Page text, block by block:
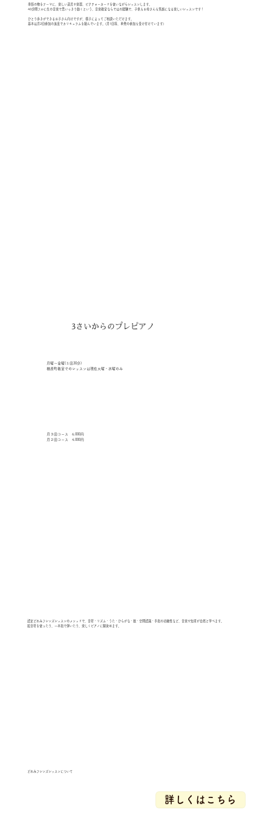
季節の物をテーマに、楽しい道具や楽器、ピクチャーカードを使いながらレッスンします。
40分間フルに生の音楽で思いっきり動くという、音楽教室ならではの経験で、子供もお母さんも笑顔になる楽しいレッスンです！
ひとり歩きができるお子さん向けですが、様子によってご相談いただけます。
基本は月2回参加の進度でカリキュラムを組んでいます。(月1回等、単発の参加も受け付けています)
3さいからのプレピアノ
月曜〜金曜(１回30分)
楢原町教室でのレッスンは現在火曜・水曜のみ
月３回コース 6,000円
月２回コース 4,000円
認定どれみフレンズレッスンのメソッドで、音符・リズム・うた・ひらがな・数・空間認識・手指の功緻性など、音楽や知育が自然と学べます。
絵音符を使ったり、一本指で弾いたり、楽しくピアノに馴染めます。
どれみフレンズレッスンについて
詳しくはこちら